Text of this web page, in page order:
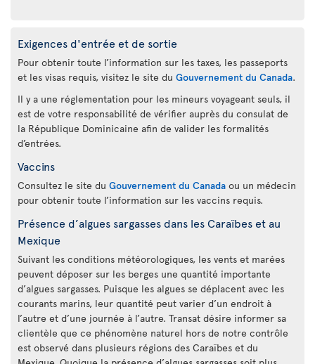
Exigences d'entrée et de sortie
Pour obtenir toute l’information sur les taxes, les passeports
et les visas requis, visitez le site du Gouvernement du Canada.
Il y a une réglementation pour les mineurs voyageant seuls, il
est de votre responsabilité de vérifier auprès du consulat de
la République Dominicaine afin de valider les formalités
d’entrées.
Vaccins
Consultez le site du Gouvernement du Canada ou un médecin
pour obtenir toute l’information sur les vaccins requis.
Présence d’algues sargasses dans les Caraïbes et au
Mexique
Suivant les conditions météorologiques, les vents et marées
peuvent déposer sur les berges une quantité importante
d’algues sargasses. Puisque les algues se déplacent avec les
courants marins, leur quantité peut varier d’un endroit à
l’autre et d’une journée à l’autre. Transat désire informer sa
clientèle que ce phénomène naturel hors de notre contrôle
est observé dans plusieurs régions des Caraïbes et du